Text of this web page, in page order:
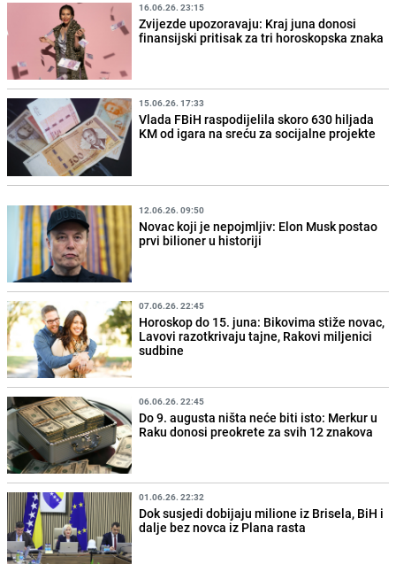
16.06.26. 23:15
Zvijezde upozoravaju: Kraj juna donosi
finansijski pritisak za tri horoskopska znaka
15.06.26. 17:33
Vlada FBiH raspodijelila skoro 630 hiljada
KM od igara na sreću za socijalne projekte
12.06.26. 09:50
Novac koji je nepojmljiv: Elon Musk postao
prvi bilioner u historiji
07.06.26. 22:45
Horoskop do 15. juna: Bikovima stiže novac,
Lavovi razotkrivaju tajne, Rakovi miljenici
sudbine
06.06.26. 22:45
Do 9. augusta ništa neće biti isto: Merkur u
Raku donosi preokrete za svih 12 znakova
01.06.26. 22:32
Dok susjedi dobijaju milione iz Brisela, BiH i
dalje bez novca iz Plana rasta